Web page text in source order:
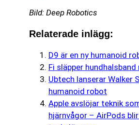
Bild: Deep Robotics
Relaterade inlägg:
D9 är en ny humanoid
Fi släpper hundhalsband
Ubtech lanserar Walker
humanoid robot
Apple avslöjar teknik
hjärnvågor – AirPods